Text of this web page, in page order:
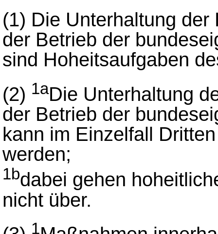
(1) Die Unterhaltung
der Betrieb der
sind Hoheitsaufgaben
(2) 1aDie Unterhaltung
der Betrieb der
kann im Einzelfall
werden;
1bdabei gehen
nicht über.
1